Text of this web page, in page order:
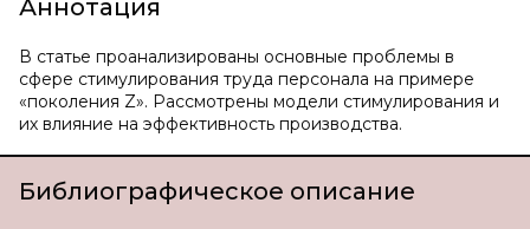
Аннотация
В статье проанализированы основные проблемы в
сфере стимулирования труда персонала на примере
«поколения Z». Рассмотрены модели стимулирования и
их влияние на эффективность производства.
Библиографическое описание